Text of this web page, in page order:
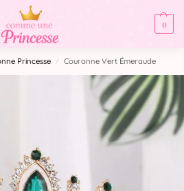
0
Princesse / Couronne Vert Émeraude